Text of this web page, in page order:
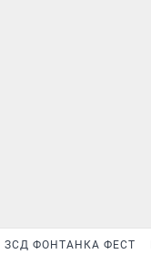
ЗСД ФОНТАНКА ФЕСТ